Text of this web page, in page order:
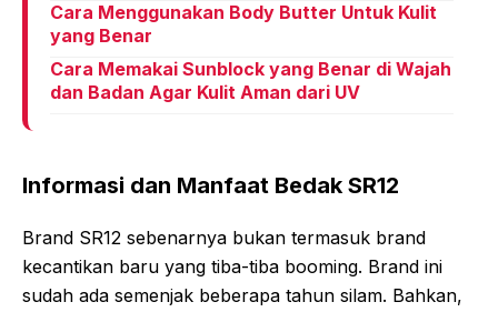
Cara Menggunakan Body Butter Untuk Kulit
yang Benar
Cara Memakai Sunblock yang Benar di Wajah
dan Badan Agar Kulit Aman dari UV
Informasi dan Manfaat Bedak SR12
Brand SR12 sebenarnya bukan termasuk brand
kecantikan baru yang tiba-tiba booming. Brand ini
sudah ada semenjak beberapa tahun silam. Bahkan,